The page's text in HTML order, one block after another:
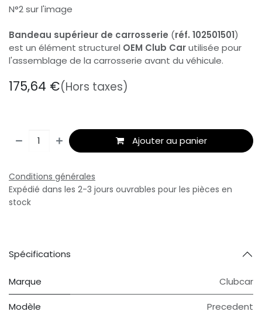
N°2 sur l'image
Bandeau supérieur de carrosserie (réf. 102501501)
est un élément structurel OEM Club Carutilisée pour
l'assemblage de la carrosserie avant du véhicule.
175,64 €(Hors taxes)
Ajouter au panier
Conditions générales
Expédié dans les 2-3 jours ouvrables pour les pièces en
stock
Spécifications
Marque Clubcar
Modèle Precedent